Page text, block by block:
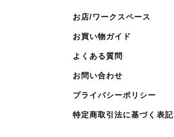
お店/ワークスペース
お買い物ガイド
よくある質問
お問い合わせ
プライバシーポリシー
特定商取引法に基づく表記